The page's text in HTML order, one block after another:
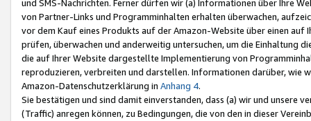
und SMS-Nachrichten. Ferner dürfen wir (a) Informationen über Ihre
von Partner-Links und Programminhalten erhalten überwachen,
vor dem Kauf eines Produkts auf der Amazon-Website über einen
prüfen, überwachen und anderweitig untersuchen, um die Einhaltung
die auf Ihrer Website dargestellte Implementierung von
reproduzieren, verbreiten und darstellen. Informationen darüber, wie
Amazon-Datenschutzerklärung in Anhang 4.
Sie bestätigen und sind damit einverstanden, dass (a) wir und
(Traffic) anregen können, zu Bedingungen, die von den in dieser